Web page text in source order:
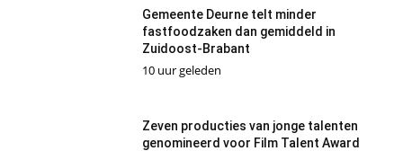
Gemeente Deurne telt minder
fastfoodzaken dan gemiddeld in
Zuidoost-Brabant
10 uur geleden
Zeven producties van jonge talenten
genomineerd voor Film Talent Award